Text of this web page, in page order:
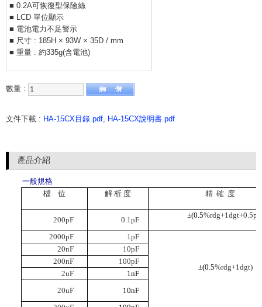
■ 0.2A可恢復型保險絲
■ LCD 單位顯示
■ 電池電力不足警示
■ 尺寸 : 185H × 93W × 35D / mm
■ 重量 : 約335g(含電池)
數量 :
文件下載 : HA-15CX目錄.pdf, HA-15CX說明書.pdf
產品介紹
一般規格
檔
位 解 析 度 精 確 度
200pF 0.1pF
±(0.5
2000pF 1pF
±(0.5%rdg+1dgt)
20nF
10pF
200nF
100pF
2uF
1nF
20uF
10nF